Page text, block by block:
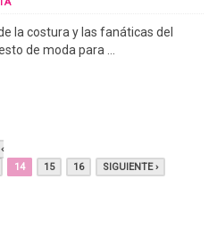
la costura y las fanáticas del
de moda para …
‹
14 15 16 SIGUIENTE ›